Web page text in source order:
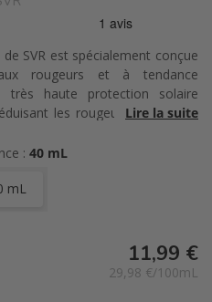
SVR est spécialement conçue
rougeurs et à tendance
très haute protection solaire
les rougeurs grâce à sa
et décongestionnent la
cette crème est idéale
Testée sous contrôle
une tolérance optimale et une
et l'uniformisation du teint.
large spectre avec une formule
Lire la suite
: 40 mL
mL
11,99 €
29,98 €/100mL